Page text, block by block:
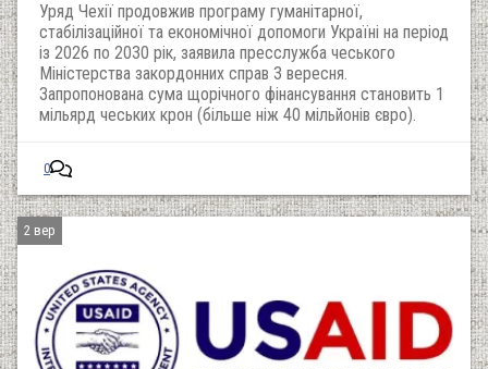
Уряд Чехії продовжив програму гуманітарної,
стабілізаційної та економічної допомоги Україні на період
із 2026 по 2030 рік, заявила пресслужба чеського
Міністерства закордонних справ 3 вересня.
Запропонована сума щорічного фінансування становить 1
мільярд чеських крон (більше ніж 40 мільйонів євро).
0
2 вер